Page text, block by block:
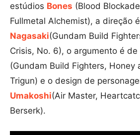
estúdios Bones (Blood
Fullmetal Alchemist), a direção
Nagasaki(Gundam Build
Crisis, No. 6), o argumento é de
(Gundam Build Fighters, Honey
Trigun) e o design de
Umakoshi(Air Master,
Berserk).